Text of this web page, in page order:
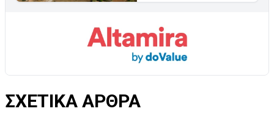
ΣΧΕΤΙΚΑ ΑΡΘΡΑ